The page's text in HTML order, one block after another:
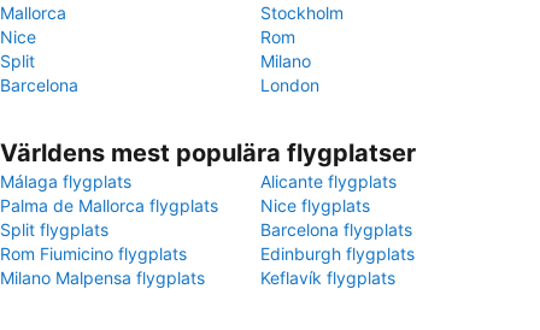
Mallorca
Stockholm
Nice
Rom
Split
Milano
Barcelona
London
Världens mest populära flygplatser
Málaga flygplats
Alicante flygplats
Palma de Mallorca flygplats
Nice flygplats
Split flygplats
Barcelona flygplats
Rom Fiumicino flygplats
Edinburgh flygplats
Milano Malpensa flygplats
Keflavík flygplats